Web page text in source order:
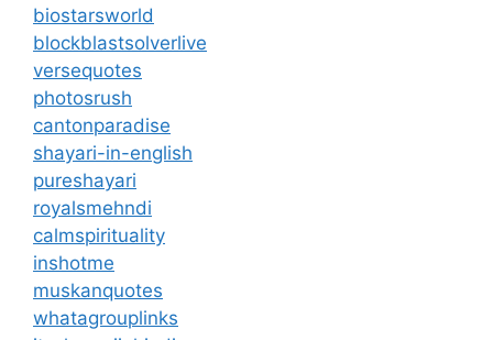
biostarsworld
blockblastsolverlive
versequotes
photosrush
cantonparadise
shayari-in-english
pureshayari
royalsmehndi
calmspirituality
inshotme
muskanquotes
whatagrouplinks